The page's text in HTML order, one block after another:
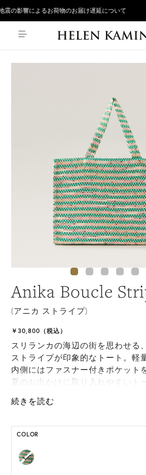
の影響によるお荷物のお届け遅延について
Anika Boucle
(アニカ ストライプ)
￥30,800（税込）
スリランカの海辺の街を思わせる
ストライプが印象的なトート。軽
内側にはファスナー付きポケット
夏のお出かけに取り入れやすいト
*ハンドクラフト製品のため、製品
COLOR